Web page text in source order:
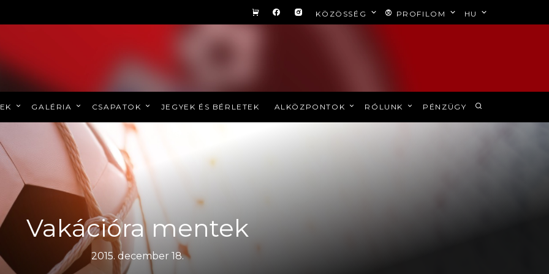
KÖZÖSSÉG PROFILOM HU
GALÉRIA CSAPATOK JEGYEK ÉS BÉRLETEK ALKÖZPONTOK RÓLUNK PÉNZÜGY
Vakációra mentek
2015. december 18.